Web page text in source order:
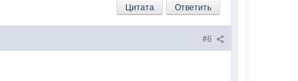
Ответить
Цитата
#6